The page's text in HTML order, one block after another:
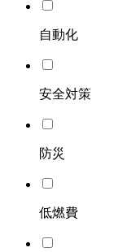
自動化
安全対策
防災
低燃費